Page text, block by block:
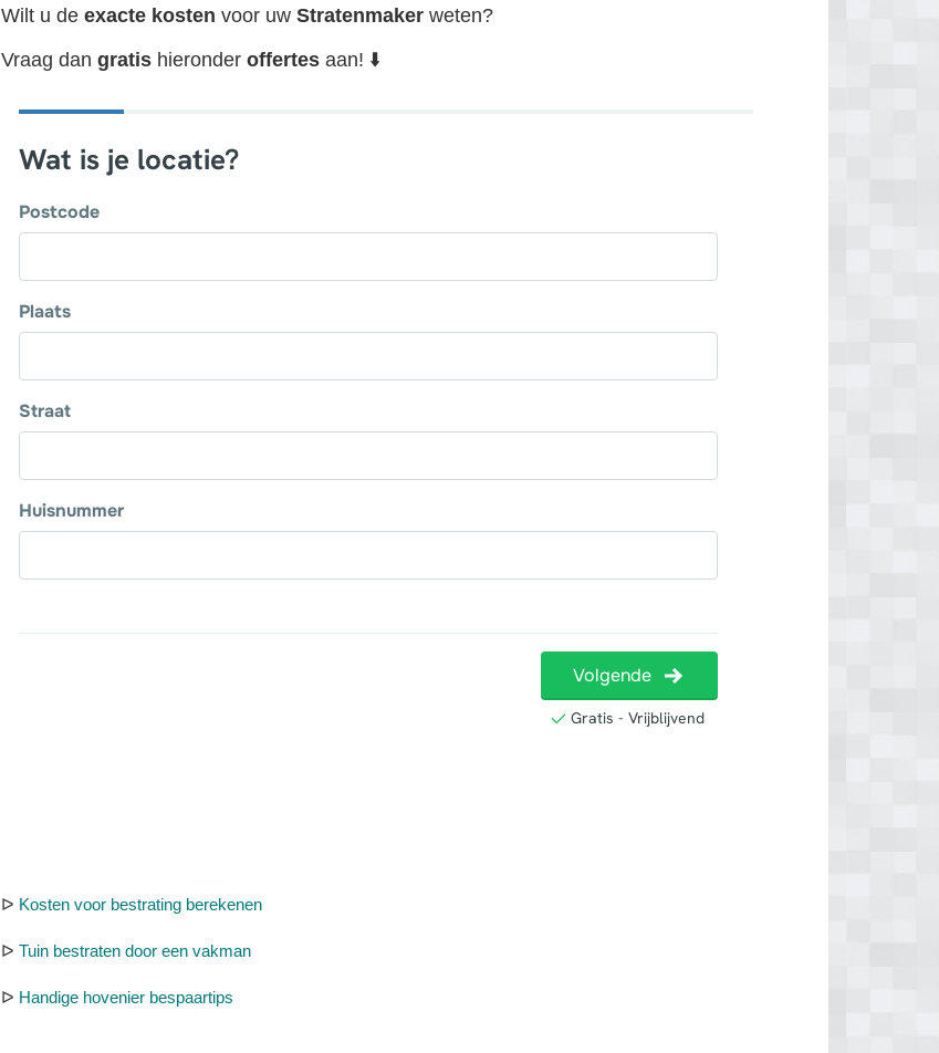
Wilt u deexacte kosten voor uwStratenmaker weten?
Vraag dangratis hieronderoffertes aan! ⬇️
ᐅ Kosten voor bestrating berekenen
ᐅTuin bestraten door een vakman
ᐅ Handige hovenier bespaartips